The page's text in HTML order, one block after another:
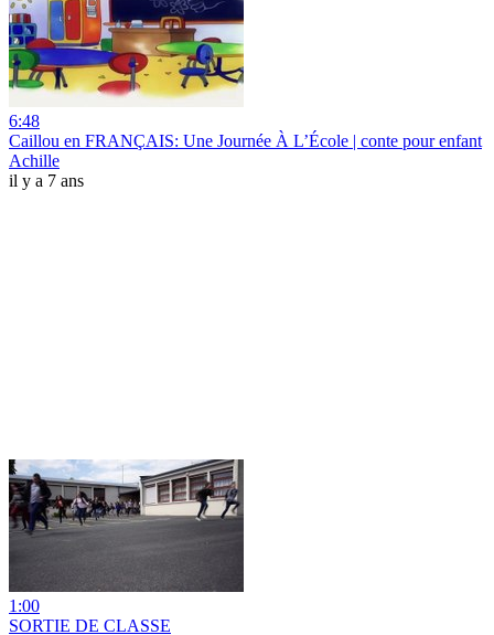
6:48
Caillou en FRANÇAIS: Une Journée À L’École | conte pour enfant
Achille
il y a 7 ans
1:00
SORTIE DE CLASSE